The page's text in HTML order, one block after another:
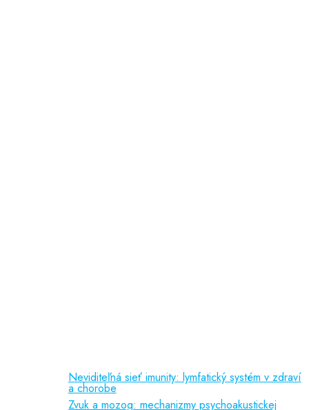
Neviditeľná sieť imunity: lymfatický systém v zdraví
a chorobe
Zvuk a mozog: mechanizmy psychoakustickej